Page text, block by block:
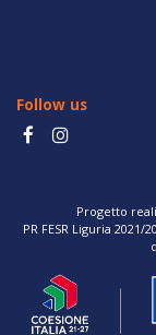
Follow us
Progetto
PR FESR Liguria